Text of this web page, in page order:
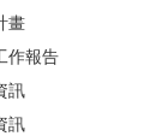
畫
作報告
訊
訊